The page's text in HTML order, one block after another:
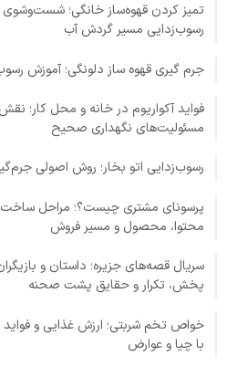
تمیز کردن قهوه‌ساز خانگی؛ شست‌وشوی
رسوب‌زدایی مسیر گردش آب
جرم گیری قهوه ساز دلونگی؛ آموزش
فواید آکواریوم در خانه و محل کار؛
مسئولیت‌های نگهداری صحیح
رسوب‌زدایی اتو بخار؛ روش اصولی
پرسونای مشتری چیست؟؛ مراحل ساخت
محتوا، محصول و مسیر فروش
پخش، تکرار و حقایق پشت صحنه
خواص تخم شربتی؛ ارزش غذایی و
با چیا و عوارض